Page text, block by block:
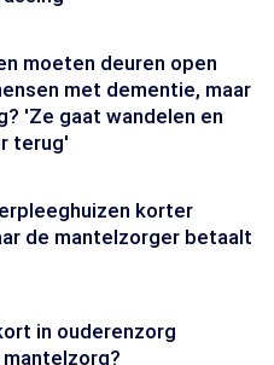
moeten deuren open
met dementie, maar
'Ze gaat wandelen en
terug'
korter
de mantelzorger betaalt
in ouderenzorg